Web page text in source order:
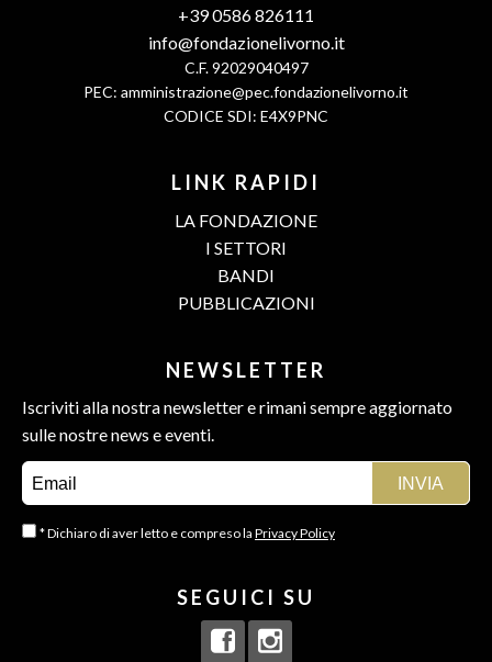
+39 0586 826111
info@fondazionelivorno.it
C.F. 92029040497
PEC: amministrazione@pec.fondazionelivorno.it
CODICE SDI: E4X9PNC
LINK RAPIDI
LA FONDAZIONE
I SETTORI
BANDI
PUBBLICAZIONI
NEWSLETTER
Iscriviti alla nostra newsletter e rimani sempre aggiornato
sulle nostre news e eventi.
* Dichiaro di aver letto e compreso la Privacy Policy
SEGUICI SU